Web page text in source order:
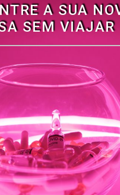
A SUA
SEM VIAJAR